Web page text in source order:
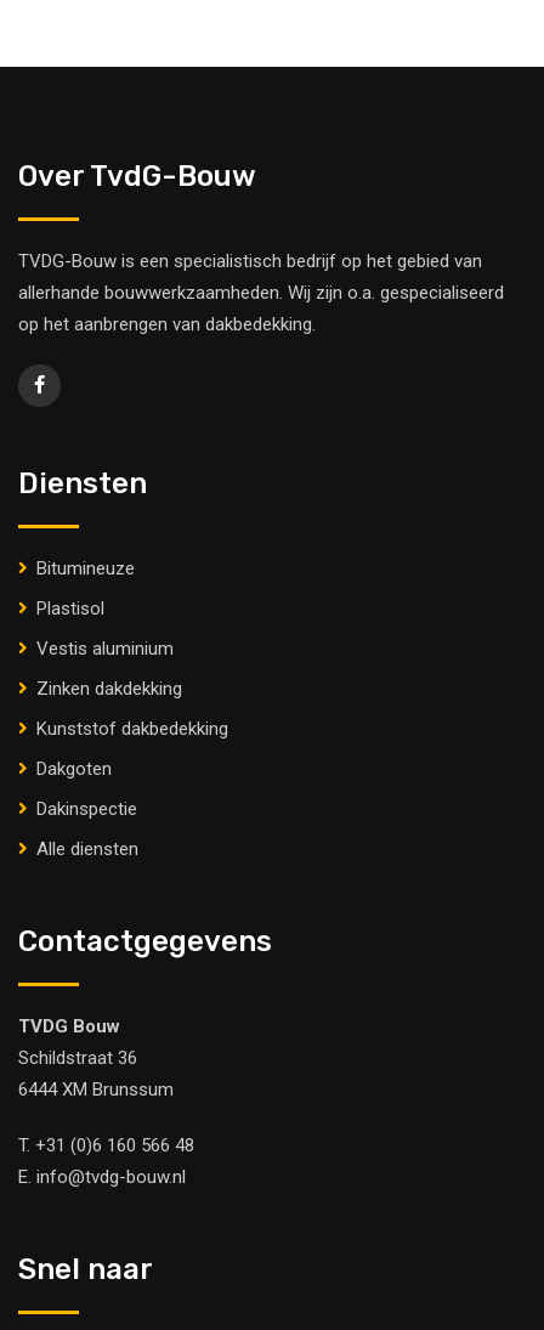
Over TvdG-Bouw
TVDG-Bouw is een specialistisch bedrijf op het gebied van
allerhande bouwwerkzaamheden. Wij zijn o.a. gespecialiseerd
op het aanbrengen van dakbedekking.
Diensten
Bitumineuze
Plastisol
Vestis aluminium
Zinken dakdekking
Kunststof dakbedekking
Dakgoten
Dakinspectie
Alle diensten
Contactgegevens
TVDG Bouw
Schildstraat 36
6444 XM Brunssum
T. +31 (0)6 160 566 48
E. info@tvdg-bouw.nl
Snel naar